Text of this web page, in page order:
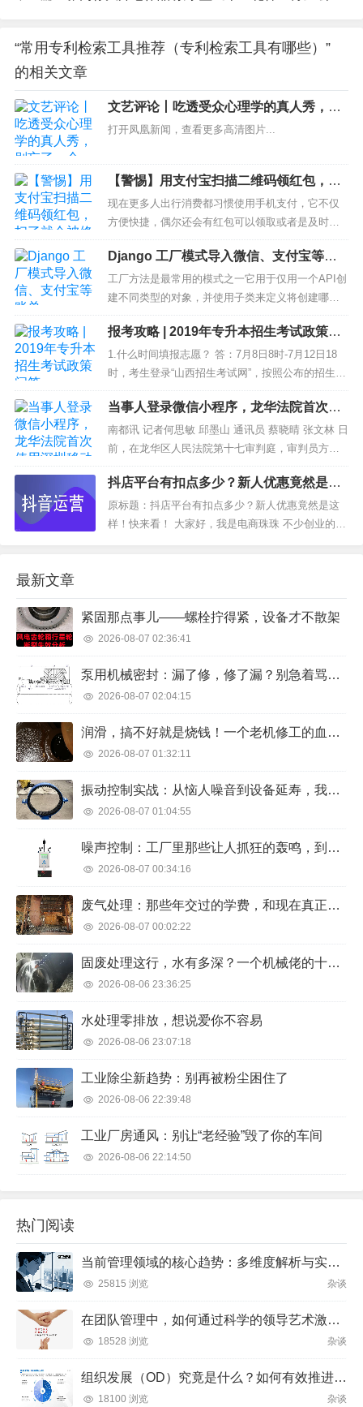
“常用专利检索工具推荐（专利检索工具有哪些）”
的相关文章
文艺评论丨吃透受众心理学的真人秀，别
忘了一个“真”字
打开凤凰新闻，查看更多高清图片...
【警惕】用支付宝扫描二维码领红包，扫
了就会被修改手机支付密码？
现在更多人出行消费都习惯使用手机支付，它不仅
方便快捷，偶尔还会有红包可以领取或者是及时满
减活动。 最近支付宝又在做这样的每天领红包的活
动，小编也参与了，就在支付宝的首页可以看到，
其中有一张方式就是扫描朋友从支付宝中发出的二
维码即可领取红包，或者你也可以把你的红包分享
给朋友...
Django 工厂模式导入微信、支付宝等账
单
工厂方法是最常用的模式之一它用于仅用一个API创
建不同类型的对象，并使用子类来定义将创建哪一
个对象。例子：我们将通过导入微信、支付宝等账
单到我们自己的的系统中。使用工厂模式的话，我
们将构建一个代表微信账单对象和一个支付包账单
的对象。img1、分析微信、支付宝账单的csv文件1.
1、微信账单...
报考攻略 | 2019年专升本招生考试政策问
答
1.什么时间填报志愿？ 答：7月8日8时-7月12日18
时，考生登录“山西招生考试网”，按照公布的招生计
划填报志愿，逾期不予补报。 专升本志愿分普通本
科院校和独立学院、民办院校两批，每批可分别填
报五个平行志愿。 2.今年专升本实行什么投档录取
模式？...
当事人登录微信小程序，龙华法院首次使
用深圳移动微法院开庭
南都讯 记者何思敏 邱墨山 通讯员 蔡晓晴 张文林 日
前，在龙华区人民法院第十七审判庭，审判员方永
梅准时到庭并上线，案件双方当事人则在家中利用
手机微信小程序登录深圳移动微法院，足不出户参
与了这次在疫情特殊时期的庭...
抖店平台有扣点多少？新人优惠竟然是这
样！快来看！
原标题：抖店平台有扣点多少？新人优惠竟然是这
样！快来看！ 大家好，我是电商珠珠 不少创业的人
之类的问题，下面珠珠就为大家解答一...
最新文章
紧固那点事儿——螺栓拧得紧，设备才不散架
2026-08-07 02:36:41
泵用机械密封：漏了修，修了漏？别急着骂供应商，先看看这几点
2026-08-07 02:04:15
润滑，搞不好就是烧钱！一个老机修工的血泪经验
2026-08-07 01:32:11
振动控制实战：从恼人噪音到设备延寿，我的踩坑与顿悟
2026-08-07 01:04:55
噪声控制：工厂里那些让人抓狂的轰鸣，到底怎么治？
2026-08-07 00:34:16
废气处理：那些年交过的学费，和现在真正靠谱的路子
2026-08-07 00:02:22
固废处理这行，水有多深？一个机械佬的十年观察
2026-08-06 23:36:25
水处理零排放，想说爱你不容易
2026-08-06 23:07:18
工业除尘新趋势：别再被粉尘困住了
2026-08-06 22:39:48
工业厂房通风：别让“老经验”毁了你的车间
2026-08-06 22:14:50
热门阅读
当前管理领域的核心趋势：多维度解析与实践方向
25815 浏览 杂谈
在团队管理中，如何通过科学的领导艺术激发成员潜力并实现目标？
18528 浏览 杂谈
组织发展（OD）究竟是什么？如何有效推进并解决企业管理难题？
18100 浏览 杂谈